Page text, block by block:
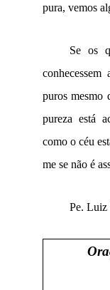
pura, vemos
Se os
puros mesmo
pureza está
como o céu
me se não é
Pe. Luiz